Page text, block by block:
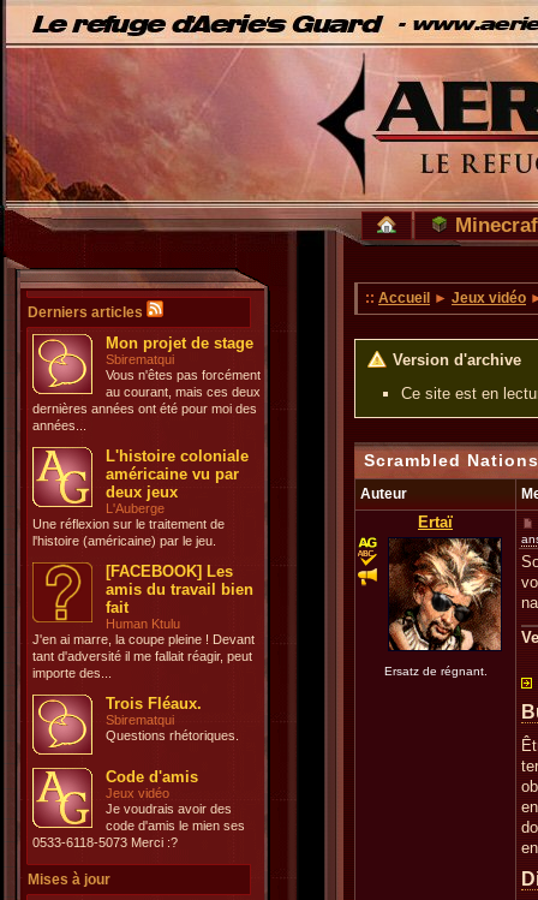
Derniers articles
Mon projet de stage
Sbirematqui
Vous n'êtes pas forcément
au courant, mais ces deux
dernières années ont été pour moi des
années...
L'histoire coloniale
américaine vu par
deux jeux
L'Auberge
Une réflexion sur le traitement de
l'histoire (américaine) par le jeu.
[FACEBOOK] Les
amis du travail bien
fait
Human Ktulu
J'en ai marre, la coupe pleine ! Devant
tant d'adversité il me fallait réagir, peut
importe des...
Trois Fléaux.
Sbirematqui
Questions rhétoriques.
Code d'amis
Jeux vidéo
Je voudrais avoir des
code d'amis le mien ses
0533-6118-5073 Merci :?
Mises à jour
:: Accueil ► Jeux vidéo
Version d'archive
Ce site est en
Scrambled
Auteur
Ertaï
Ersatz de régnant.